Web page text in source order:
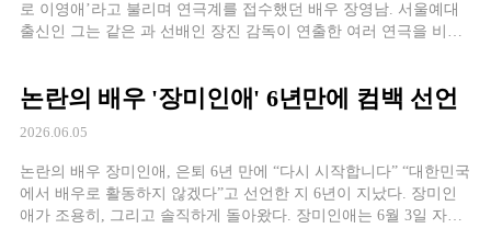
로 이영애’라고 불리며 연극계를 접수했던 배우 장영남. 서울예대
출신인 그는 같은 과 선배인 장진 감독이 연출한 여러 연극을 비롯
남편과 결혼한 장영남, 세상에서 가장 아름다운 신부가 될 준비를
논란의 배우 '장미인애' 6년만에 컴백 선언
2026.06.05
논란의 배우 장미인애, 은퇴 6년 만에 “다시 시작합니다” “대한민국
에서 배우로 활동하지 않겠다”고 선언한 지 6년이 지났다. 장미인
애가 조용히, 그리고 솔직하게 돌아왔다. 장미인애는 6월 3일 자신